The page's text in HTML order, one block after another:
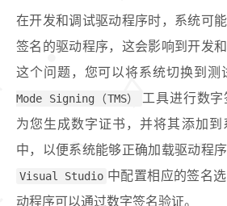
在开发和调试驱动程序时，系统可
签名的驱动程序，这会影响到开发
这个问题，您可以将系统切换到测
Mode Signing（TMS）
工具进行数
为您生成数字证书，并将其添加到
中，以便系统能够正确加载驱动程
Visual Studio 中配置相应的签名
动程序可以通过数字签名验证。